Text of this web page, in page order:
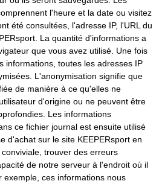
l'heure et la date ou visitez
été consultées, l'adresse IP, l'URL du
La quantité d'informations a
que vous avez utilisé. Une fois
informations, toutes les adresses IP
L'anonymisation signifie que
de manière à ce qu'elles ne
d'origine ou ne peuvent être
Les informations
ce fichier journal est ensuite utilisé
d'achat sur le site KEEPERsport en
trouver des erreurs
de notre serveur à l'endroit où il
exemple, ces informations nous